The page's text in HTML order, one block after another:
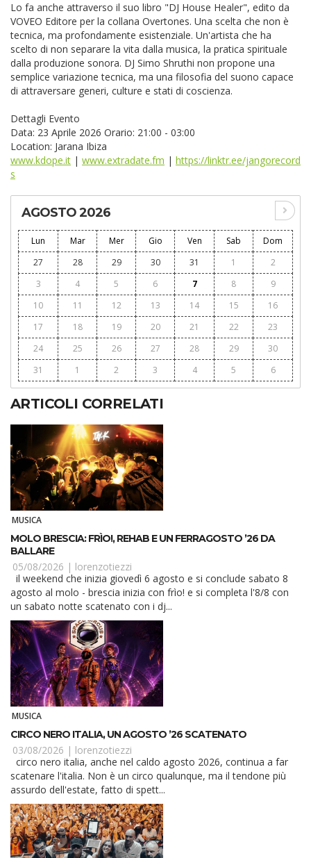
Lo fa anche attraverso il suo libro "DJ House Healer", edito da
VOVEO Editore per la collana Overtones. Una scelta che non è
tecnica, ma profondamente esistenziale. Un'artista che ha
scelto di non separare la vita dalla musica, la pratica spirituale
dalla produzione sonora. DJ Simo Shruthi non propone una
semplice variazione tecnica, ma una filosofia del suono capace
di attraversare generi, culture e stati di coscienza.
Dettagli Evento
Data: 23 Aprile 2026 Orario: 21:00 - 03:00
Location: Jarana Ibiza
www.kdope.it | www.extradate.fm | https://linktr.ee/jangorecord
s
AGOSTO 2026
Lun Mar Mer Gio Ven Sab
Dom
27
28 29 30 31 1
2
3
4 5 6 7 8
9
10
11 12 13 14 15
16
17
18 19 20 21 22
23
24
25 26 27 28 29
30
31
1 2 3 4 5 6
ARTICOLI CORRELATI
MUSICA
MOLO BRESCIA: FRÌO!, REHAB E UN FERRAGOSTO ’26 DA
BALLARE
05/08/2026 | lorenzotiezzi
agosto al molo - brescia inizia con frìo! e si completa l'8/8 con
un sabato notte scatenato con i dj...
MUSICA
CIRCO NERO ITALIA, UN AGOSTO ’26 SCATENATO
03/08/2026 | lorenzotiezzi
scatenare l'italia. Non è un circo qualunque, ma il tendone più
assurdo dell'estate, fatto di spett...